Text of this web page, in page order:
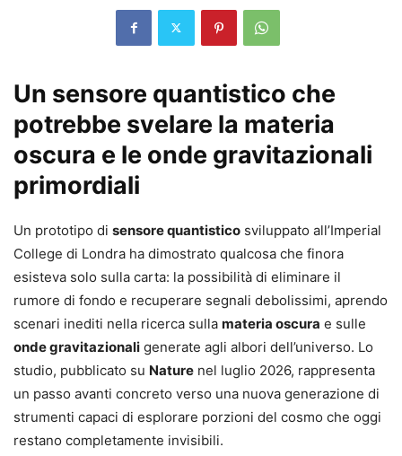
Un sensore quantistico che
potrebbe svelare la materia
oscura e le onde gravitazionali
primordiali
Un prototipo di sensore quantistico sviluppato all’Imperial
College di Londra ha dimostrato qualcosa che finora
esisteva solo sulla carta: la possibilità di eliminare il
rumore di fondo e recuperare segnali debolissimi, aprendo
scenari inediti nella ricerca sulla materia oscura e sulle
onde gravitazionali generate agli albori dell’universo. Lo
studio, pubblicato su Nature nel luglio 2026, rappresenta
un passo avanti concreto verso una nuova generazione di
strumenti capaci di esplorare porzioni del cosmo che oggi
restano completamente invisibili.